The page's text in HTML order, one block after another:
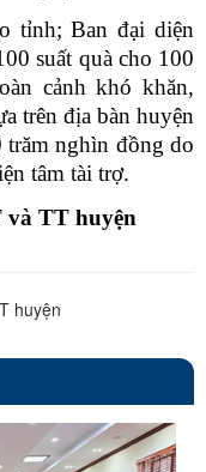
tỉnh; Ban đại diện
suất quà cho 100
cảnh khó khăn,
trên địa bàn huyện
nghìn đồng do
tâm tài trợ.
TT huyện
huyện